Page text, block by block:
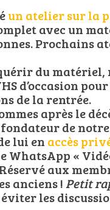
un atelier sur la
avec un
Prochains
du
d’occasion
de la rentrée.
après le
fondateur de
lui en accès
WhatsApp «
aux
anciens !Petit
les